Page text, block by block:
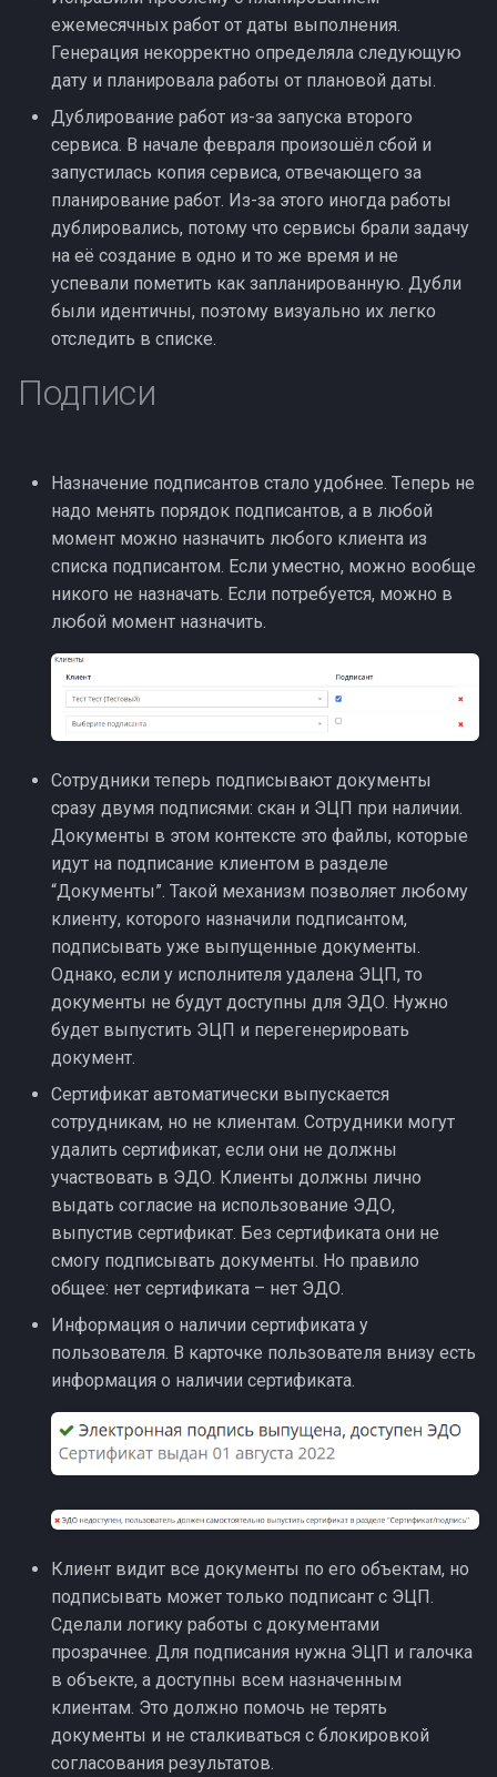
Клиент
Заблокированный
ежемесячных работ от даты выполнения.
Генерация некорректно определяла следующую
дату и планировала работы от плановой даты.
Дублирование работ из-за запуска второго
сервиса. В начале февраля произошёл сбой и
запустилась копия сервиса, отвечающего за
планирование работ. Из-за этого иногда работы
дублировались, потому что сервисы брали задачу
на её создание в одно и то же время и не
успевали пометить как запланированную. Дубли
были идентичны, поэтому визуально их легко
отследить в списке.
Подписи
Назначение подписантов стало удобнее. Теперь не
надо менять порядок подписантов, а в любой
момент можно назначить любого клиента из
списка подписантом. Если уместно, можно вообще
никого не назначать. Если потребуется, можно в
любой момент назначить.
Сотрудники теперь подписывают документы
сразу двумя подписями: скан и ЭЦП при наличии.
Документы в этом контексте это файлы, которые
идут на подписание клиентом в разделе
“Документы”. Такой механизм позволяет любому
клиенту, которого назначили подписантом,
подписывать уже выпущенные документы.
Однако, если у исполнителя удалена ЭЦП, то
документы не будут доступны для ЭДО. Нужно
будет выпустить ЭЦП и перегенерировать
документ.
Сертификат автоматически выпускается
сотрудникам, но не клиентам. Сотрудники могут
удалить сертификат, если они не должны
участвовать в ЭДО. Клиенты должны лично
выдать согласие на использование ЭДО,
выпустив сертификат. Без сертификата они не
смогу подписывать документы. Но правило
общее: нет сертификата – нет ЭДО.
Информация о наличии сертификата у
пользователя. В карточке пользователя внизу есть
информация о наличии сертификата.
Клиент видит все документы по его объектам, но
подписывать может только подписант с ЭЦП.
Сделали логику работы с документами
прозрачнее. Для подписания нужна ЭЦП и галочка
в объекте, а доступны всем назначенным
клиентам. Это должно помочь не терять
документы и не сталкиваться с блокировкой
согласования результатов.